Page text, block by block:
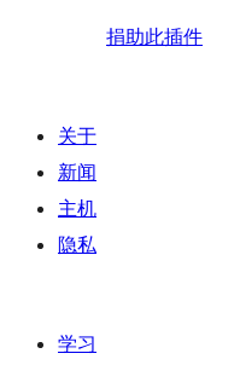
捐助此插件
关于
新闻
主机
隐私
学习